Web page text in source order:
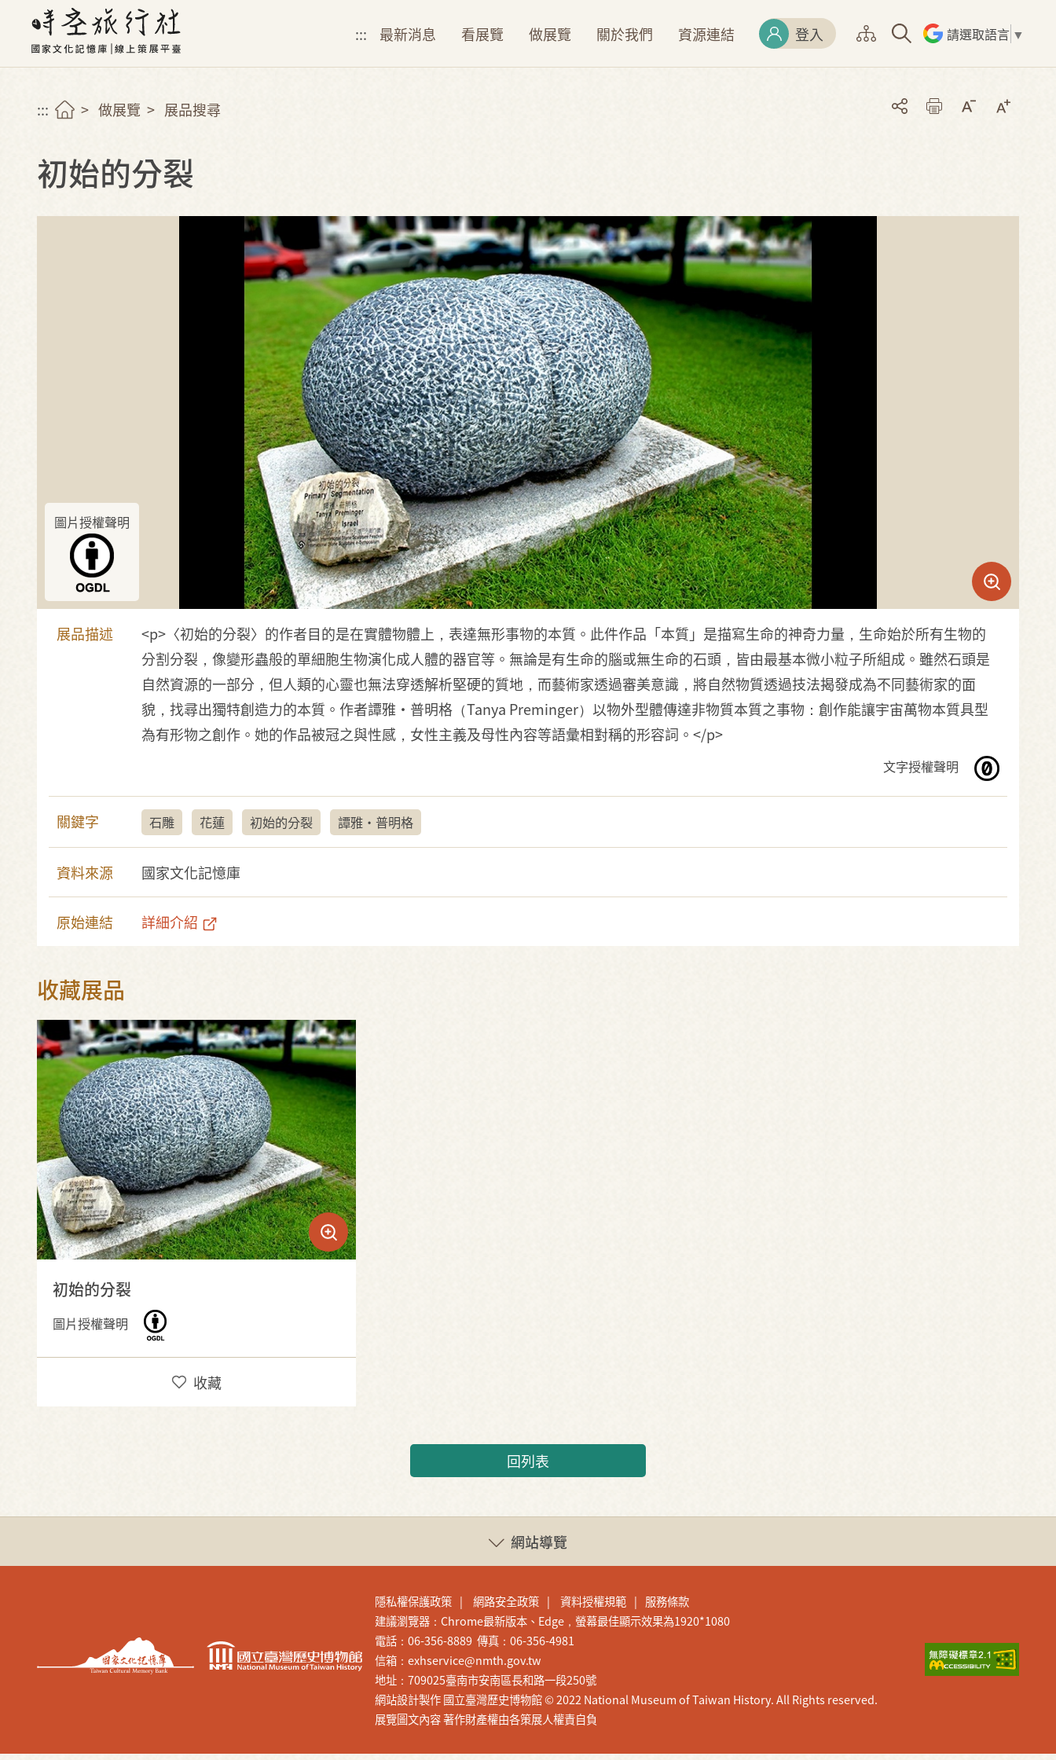
::: 最新消息 看展覽 做展覽 關於我們 資源連結 登入 請選取語言 ▼
::: 做展覽 展品搜尋
初始的分裂
圖片授權聲明
展品描述
<p>〈初始的分裂〉的作者目的是在實體物體上，表達無形事物的本質。此件作品「本質」是描寫生命的神奇力量，生命始於所有生物的
分割分裂，像變形蟲般的單細胞生物演化成人體的器官等。無論是有生命的腦或無生命的石頭，皆由最基本微小粒子所組成。雖然石頭是
自然資源的一部分，但人類的心靈也無法穿透解析堅硬的質地，而藝術家透過審美意識，將自然物質透過技法揭發成為不同藝術家的面
貌，找尋出獨特創造力的本質。作者譚雅•普明格（Tanya Preminger）以物外型體傳達非物質本質之事物：創作能讓宇宙萬物本質具型
為有形物之創作。她的作品被冠之與性感，女性主義及母性內容等語彙相對稱的形容詞。</p>
文字授權聲明
關鍵字 石雕 花蓮 初始的分裂 譚雅•普明格
資料來源 國家文化記憶庫
原始連結 詳細介紹
收藏展品
初始的分裂
圖片授權聲明
收藏
回列表
網站導覽
隱私權保護政策 網路安全政策 資料授權規範
服務條款
建議瀏覽器：Chrome最新版本、Edge，螢幕最佳顯示效果為1920*1080
電話：06-356-8889 傳真：06-356-4981
信箱：exhservice@nmth.gov.tw
地址：709025臺南市安南區長和路一段250號
網站設計製作 國立臺灣歷史博物館 © 2022 National Museum of Taiwan History. All Rights reserved.
展覽圖文內容 著作財產權由各策展人權責自負